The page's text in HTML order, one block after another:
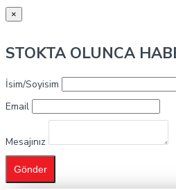
×
STOKTA OLUNCA
İsim/Soyisim
Email
Mesajınız
Gönder